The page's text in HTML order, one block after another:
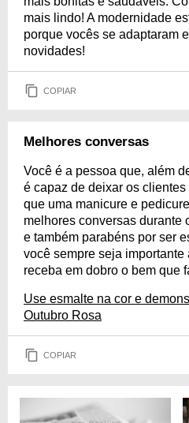
mais lindo! A modernidade
porque vocês se adaptaram
novidades!
COPIAR
Melhores conversas
Você é a pessoa que, além
é capaz de deixar os
que uma manicure e
melhores conversas durante
e também parabéns por ser
você sempre seja importante
receba em dobro o bem que
Use esmalte na cor e
Outubro Rosa
COPIAR